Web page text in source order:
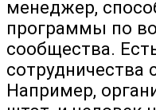
менеджер,
программы по
сообщества.
сотрудничества
Например,